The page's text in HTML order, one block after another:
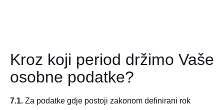
Kroz koji period držimo Vaše
osobne podatke?
7.1. Za podatke gdje postoji zakonom definirani rok